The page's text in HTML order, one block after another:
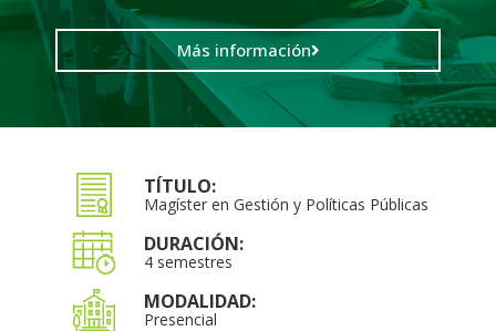
Más información
TÍTULO:
Magíster en Gestión y Políticas Públicas
DURACIÓN:
4 semestres
MODALIDAD:
Presencial